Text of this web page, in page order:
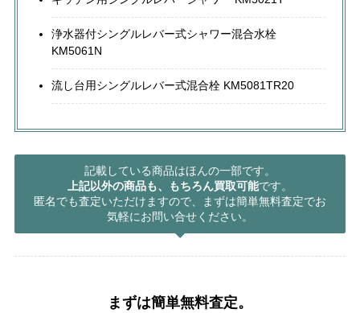
浄水器付シングルレバー式シャワー混合水栓
KM5061N
流し台用シングルレバー式混合栓 KM5081TR20
記載している商品はほんの一部です。
上記以外の商品も、もちろん買取可能です。
匿名でも査定いただけますので、まずは簡単無料査定でお
気軽にお問い合せください。
まずは簡単無料査定。